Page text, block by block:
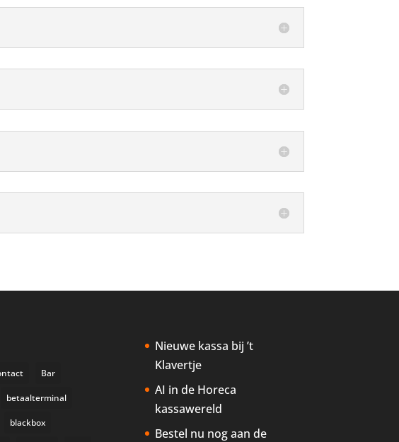
Bar
betaalterminal
blackbox
Nieuwe kassa bij ’t
Klavertje
AI in de Horeca
kassawereld
Bestel nu nog aan de